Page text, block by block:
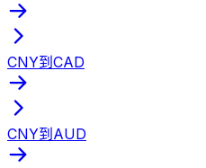
CNY到CAD
CNY到AUD